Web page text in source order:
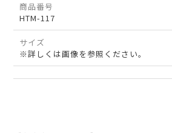
商品番号
HTM-117
サイズ
※詳しくは画像を参照ください。